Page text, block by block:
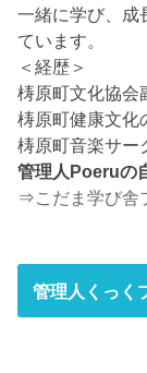
一緒に学び、成
ています。
＜経歴＞
梼原町文化協会
梼原町健康文化
梼原町音楽サー
管理人Poeruの
⇒こだま学び舎
管理人くっく